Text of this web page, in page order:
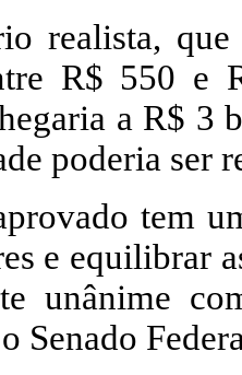
realista,
R$ 550 e
a R$ 3
poderia ser
tem
e equilibrar
unânime
Senado